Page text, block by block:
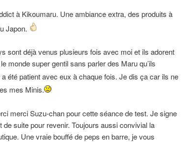
à Kikoumaru. Une ambiance extra, des produits à
Japon.
sont déjà venus plusieurs fois avec moi et ils adorent
monde super gentil sans parler des Maru qu’ils
été patient avec eux à chaque fois. Je dis ça car ils ne
mes Minis.
merci Suzu-chan pour cette séance de test. Je signe
de suite pour revenir. Toujours aussi convivial la
Une vraie bouffé de peps en barre, je vous